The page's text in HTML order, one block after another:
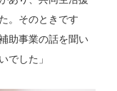
。そのときです
助事業の話を聞い
でした」